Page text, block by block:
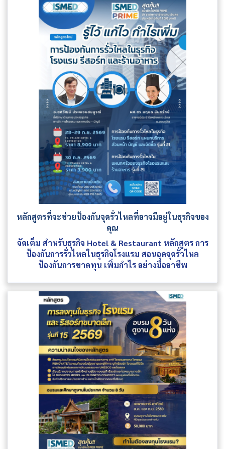
หลักสูตรที่จะช่วยป้องกันจุดรั่วไหลที่อาจมีอยู่ในธุรกิจของ
คุณ
จัดเต็ม สำหรับธุรกิจ Hotel & Restaurant หลักสูตร การ
ป้องกันการรั่วไหลในธุรกิจโรงแรม สอนอุดจุดรั่วไหล
ป้องกันการขาดทุน เพิ่มกำไร อย่างมืออาชีพ